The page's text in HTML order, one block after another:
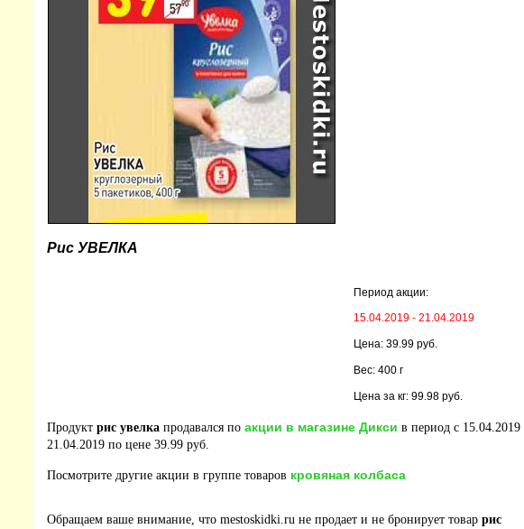
Рис УВЕЛКА
Период акции:
15.04.2019 - 21.04.2019
Цена: 39.99 руб.
Вес: 400 г
Цена за кг: 99.98 руб.
Продукт рис увелка продавался по акции в магазине Дикси в период с 15.04.2019
21.04.2019 по цене 39.99 руб.
Посмотрите другие акции в группе товаров кровяная колбаса
Обращаем ваше внимание, что mestoskidki.ru не продает и не бронирует товар рис